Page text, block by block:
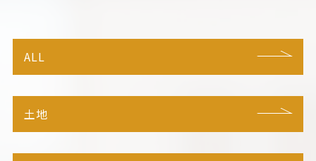
ALL
土地